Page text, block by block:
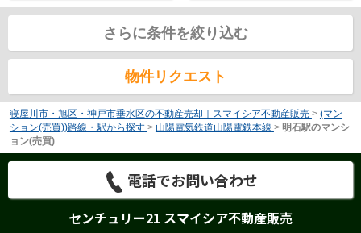
さらに条件を絞り込む
物件リクエスト
寝屋川市・旭区・神戸市垂水区の不動産売却｜スマイシア不動産販売 > (マン
ション(売買))路線・駅から探す > 山陽電気鉄道山陽電鉄本線 > 明石駅のマンシ
ョン(売買)
電話でお問い合わせ
センチュリー21 スマイシア不動産販売